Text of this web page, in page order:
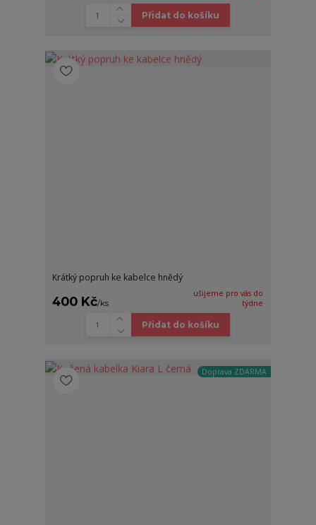
Přidat do košíku
Krátký popruh ke kabelce hnědý
400 Kč/ks
ušijeme pro vás do
týdne
Přidat do košíku
Doprava ZDARMA